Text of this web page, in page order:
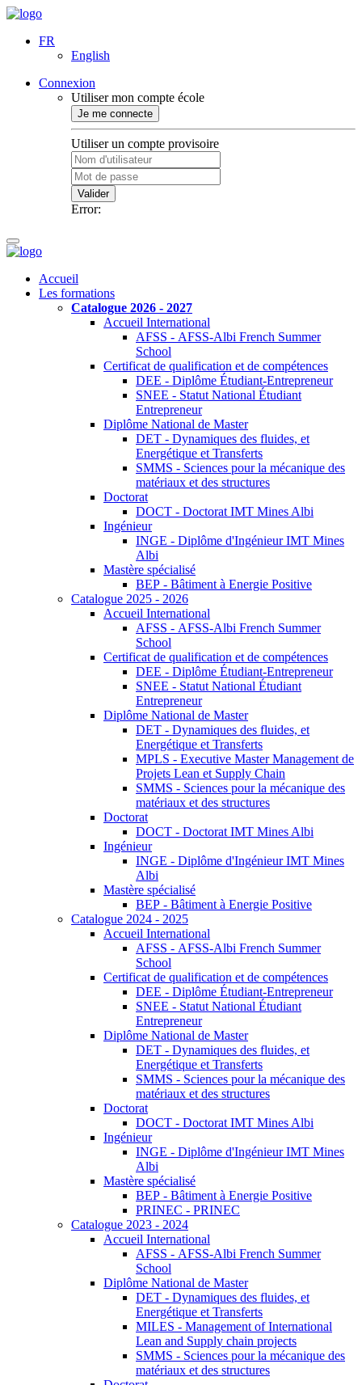
FR
English
Connexion
Utiliser mon compte école
Je me connecte
Utiliser un compte provisoire
Valider
Error:
Accueil
Les formations
Catalogue 2026 - 2027
Accueil International
AFSS - AFSS-Albi French Summer
School
Certificat de qualification et de compétences
DEE - Diplôme Étudiant-Entrepreneur
SNEE - Statut National Étudiant
Entrepreneur
Diplôme National de Master
DET - Dynamiques des fluides, et
Energétique et Transferts
SMMS - Sciences pour la mécanique des
matériaux et des structures
Doctorat
DOCT - Doctorat IMT Mines Albi
Ingénieur
INGE - Diplôme d'Ingénieur IMT Mines
Albi
Mastère spécialisé
BEP - Bâtiment à Energie Positive
Catalogue 2025 - 2026
Accueil International
AFSS - AFSS-Albi French Summer
School
Certificat de qualification et de compétences
DEE - Diplôme Étudiant-Entrepreneur
SNEE - Statut National Étudiant
Entrepreneur
Diplôme National de Master
DET - Dynamiques des fluides, et
Energétique et Transferts
MPLS - Executive Master Management de
Projets Lean et Supply Chain
SMMS - Sciences pour la mécanique des
matériaux et des structures
Doctorat
DOCT - Doctorat IMT Mines Albi
Ingénieur
INGE - Diplôme d'Ingénieur IMT Mines
Albi
Mastère spécialisé
BEP - Bâtiment à Energie Positive
Catalogue 2024 - 2025
Accueil International
AFSS - AFSS-Albi French Summer
School
Certificat de qualification et de compétences
DEE - Diplôme Étudiant-Entrepreneur
SNEE - Statut National Étudiant
Entrepreneur
Diplôme National de Master
DET - Dynamiques des fluides, et
Energétique et Transferts
SMMS - Sciences pour la mécanique des
matériaux et des structures
Doctorat
DOCT - Doctorat IMT Mines Albi
Ingénieur
INGE - Diplôme d'Ingénieur IMT Mines
Albi
Mastère spécialisé
BEP - Bâtiment à Energie Positive
PRINEC - PRINEC
Catalogue 2023 - 2024
Accueil International
AFSS - AFSS-Albi French Summer
School
Diplôme National de Master
DET - Dynamiques des fluides, et
Energétique et Transferts
MILES - Management of International
Lean and Supply chain projects
SMMS - Sciences pour la mécanique des
matériaux et des structures